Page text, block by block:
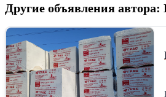
Другие объявления